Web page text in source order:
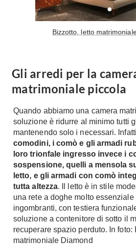
Tavolini
Tappeti
Notte
Camere Matrimoniali
Letti
Comodino
Camere Classiche
Lenzuola
Piumini
Letti Contenitore
Letti a Scomparsa
Armadi
Armadio ante Battenti
Bizzotto, letto
Gli arredi per la
matrimoniale piccola
Quando abbiamo una camera
soluzione è ridurre al minimo tutti
mantenendo solo i necessari.
comodini, i comò e gli armadi
loro trionfale ingresso invece i
sospensione, quelli a mensola
letto, e gli armadi con comò
tutta altezza. Il letto è in stile
una rete a doghe molto
ingombranti, con testiera
soluzione a contenitore di sotto il
recuperare spazio perduto. In foto:
matrimoniale Diamond